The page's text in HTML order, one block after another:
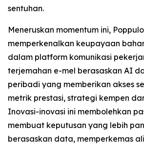
sentuhan.
Meneruskan momentum ini,
memperkenalkan keupayaan
dalam platform komunikasi
terjemahan e-mel berasaskan AI
peribadi yang memberikan akses
metrik prestasi, strategi kempen
Inovasi-inovasi ini membolehkan
membuat keputusan yang lebih
berasaskan data, memperkemas